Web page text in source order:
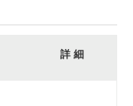
詳 細